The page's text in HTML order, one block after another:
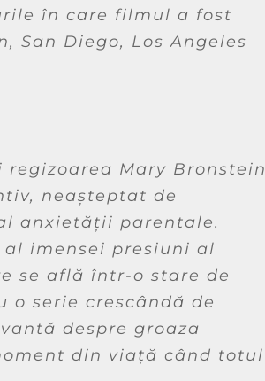
în care filmul a fost
San Diego, Los Angeles
Mary Bronstein
neașteptat de
anxietății parentale.
imensei presiuni al
se află într-o stare de
o serie crescândă de
despre groaza
din viață când totul